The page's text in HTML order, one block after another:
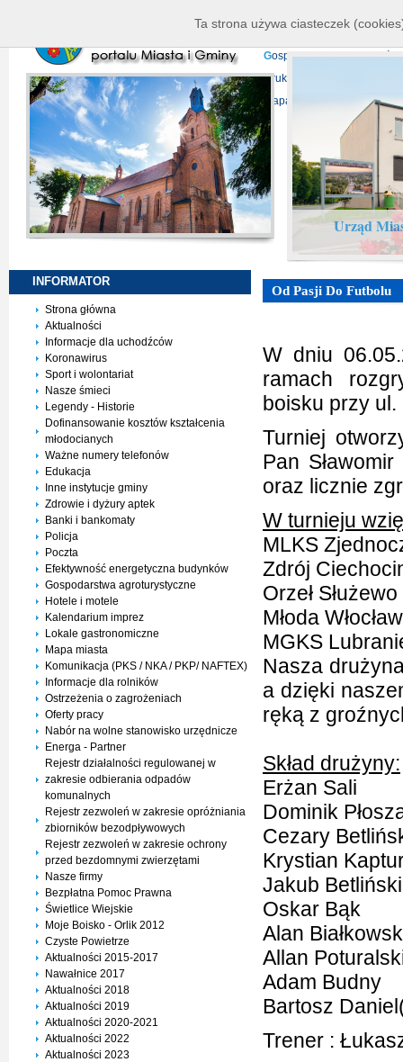
P
rojekty europejskie
Gospodarka
D ruki do pobrania
Mapa serwisu
Urząd
INFORMATOR
Strona główna
Aktualności
Informacje dla uchodźców
Koronawirus
Sport i wolontariat
Nasze śmieci
Legendy - Historie
Dofinansowanie kosztów kształcenia
młodocianych
Ważne numery telefonów
Edukacja
Inne instytucje gminy
Zdrowie i dyżury aptek
Banki i bankomaty
Policja
Poczta
Efektywność energetyczna budynków
Gospodarstwa agroturystyczne
Hotele i motele
Kalendarium imprez
Lokale gastronomiczne
Mapa miasta
Komunikacja (PKS / NKA / PKP/ NAFTEX)
Informacje dla rolników
Ostrzeżenia o zagrożeniach
Oferty pracy
Nabór na wolne stanowisko urzędnicze
Energa - Partner
Rejestr działalności regulowanej w
zakresie odbierania odpadów
komunalnych
Rejestr zezwoleń w zakresie opróżniania
zbiorników bezodpływowych
Rejestr zezwoleń w zakresie ochrony
przed bezdomnymi zwierzętami
Nasze firmy
Bezpłatna Pomoc Prawna
Świetlice Wiejskie
Moje Boisko - Orlik 2012
Czyste Powietrze
Aktualności 2015-2017
Nawałnice 2017
Aktualności 2018
Aktualności 2019
Aktualności 2020-2021
Aktualności 2022
Aktualności 2023
Od Pasji Do Futbolu
W dniu
ramach
boisku przy ul.
Turniej
Pan
oraz licznie
W turnieju
MLKS
Zdrój
Orzeł Służewo
Młoda
MGKS
Nasza
a dzięki
ręką z
Skład drużyny:
Erżan Sali
Dominik
Cezary
Krystian
Jakub Betliński
Oskar Bąk
Alan
Allan
Adam Budny
Bartosz
Trener :
Ta strona używa ciasteczek